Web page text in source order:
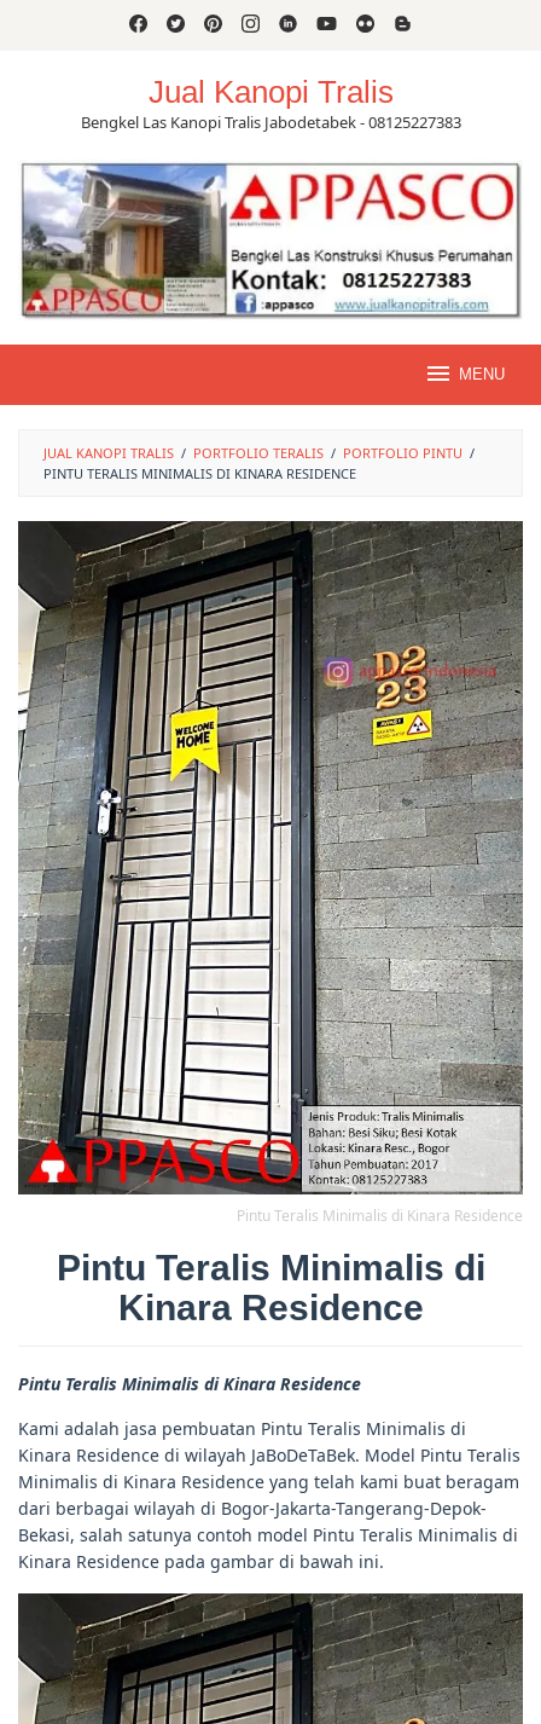
Jual Kanopi Tralis
Bengkel Las Kanopi Tralis Jabodetabek - 08125227383
MENU
JUAL KANOPI TRALIS / PORTFOLIO TERALIS / PORTFOLIO PINTU /
PINTU TERALIS MINIMALIS DI KINARA RESIDENCE
Pintu Teralis Minimalis di Kinara Residence
Pintu Teralis Minimalis di
Kinara Residence
Pintu Teralis Minimalis di Kinara Residence
Kami adalah jasa pembuatan Pintu Teralis Minimalis di
Kinara Residence di wilayah JaBoDeTaBek. Model Pintu Teralis
Minimalis di Kinara Residence yang telah kami buat beragam
dari berbagai wilayah di Bogor-Jakarta-Tangerang-Depok-
Bekasi, salah satunya contoh model Pintu Teralis Minimalis di
Kinara Residence pada gambar di bawah ini.